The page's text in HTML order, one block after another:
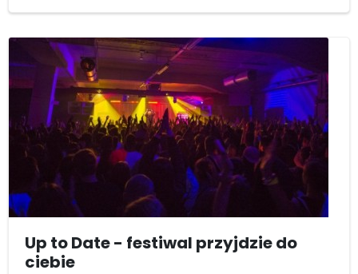
Up to Date - festiwal przyjdzie do
ciebie